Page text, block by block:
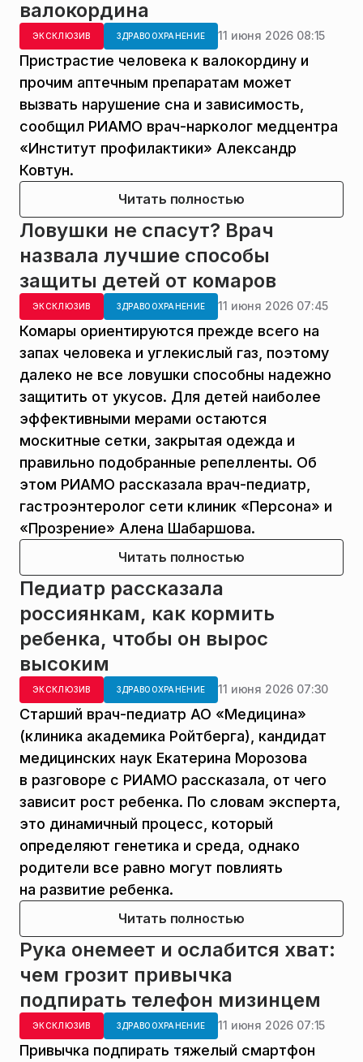
валокордина
ЭКСКЛЮЗИВ ЗДРАВООХРАНЕНИЕ 11 июня 2026 08:15
Пристрастие человека к валокордину и
прочим аптечным препаратам может
вызвать нарушение сна и зависимость,
сообщил РИАМО врач-нарколог медцентра
«Институт профилактики» Александр
Ковтун.
Читать полностью
Ловушки не спасут? Врач
назвала лучшие способы
защиты детей от комаров
ЭКСКЛЮЗИВ ЗДРАВООХРАНЕНИЕ 11 июня 2026 07:45
Комары ориентируются прежде всего на
запах человека и углекислый газ, поэтому
далеко не все ловушки способны надежно
защитить от укусов. Для детей наиболее
эффективными мерами остаются
москитные сетки, закрытая одежда и
правильно подобранные репелленты. Об
этом РИАМО рассказала врач-педиатр,
гастроэнтеролог сети клиник «Персона» и
«Прозрение» Алена Шабаршова.
Читать полностью
Педиатр рассказала
россиянкам, как кормить
ребенка, чтобы он вырос
высоким
ЭКСКЛЮЗИВ ЗДРАВООХРАНЕНИЕ 11 июня 2026 07:30
Старший врач-педиатр АО «Медицина»
(клиника академика Ройтберга), кандидат
медицинских наук Екатерина Морозова
в разговоре с РИАМО рассказала, от чего
зависит рост ребенка. По словам эксперта,
это динамичный процесс, который
определяют генетика и среда, однако
родители все равно могут повлиять
на развитие ребенка.
Читать полностью
Рука онемеет и ослабится хват:
чем грозит привычка
подпирать телефон мизинцем
ЭКСКЛЮЗИВ ЗДРАВООХРАНЕНИЕ 11 июня 2026 07:15
Привычка подпирать тяжелый смартфон